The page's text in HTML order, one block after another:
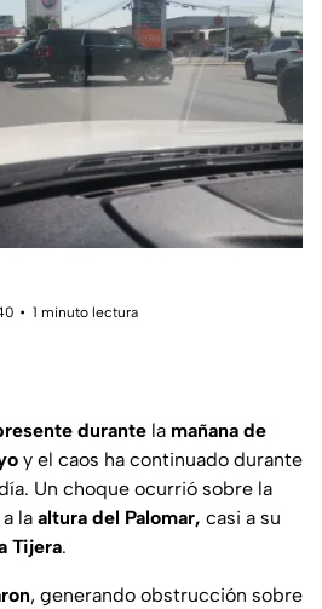
1 minuto lectura
durante la mañana de
y el caos ha continuado durante
Un choque ocurrió sobre la
a la altura del Palomar, casi a su
Tijera.
, generando obstrucción sobre